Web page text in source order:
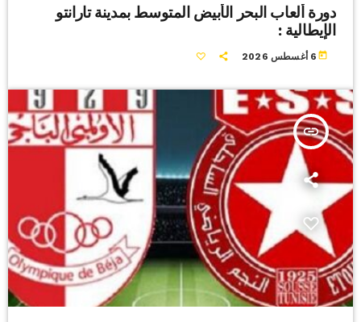
دورة ألعاب البحر الأبيض المتوسط بمدينة تارانتو
الإيطالية :
today 6 أغسطس 2026
insert_link